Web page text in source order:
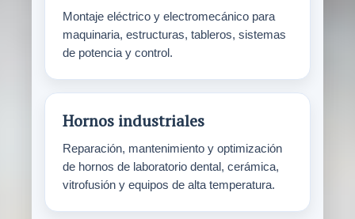
Montaje eléctrico y electromecánico para
maquinaria, estructuras, tableros, sistemas
de potencia y control.
Hornos industriales
Reparación, mantenimiento y optimización
de hornos de laboratorio dental, cerámica,
vitrofusión y equipos de alta temperatura.